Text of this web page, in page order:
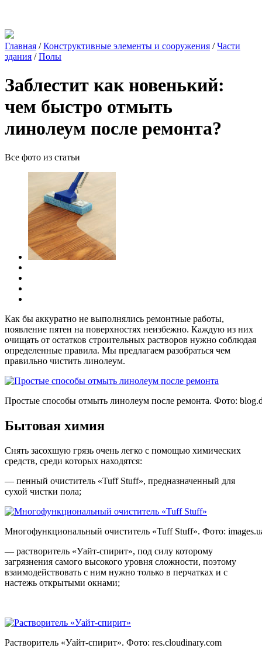
Главная /Конструктивные элементы и сооружения /Части
здания /Полы
Заблестит как новенький:
чем быстро отмыть
линолеум после ремонта?
Все фото из статьи
Как бы аккуратно не выполнялись ремонтные работы,
появление пятен на поверхностях неизбежно. Каждую из них
очищать от остатков строительных растворов нужно соблюдая
определенные правила. Мы предлагаем разобраться чем
правильно чистить линолеум.
Простые способы отмыть линолеум после ремонта. Фото:
Бытовая химия
Снять засохшую грязь очень легко с помощью химических
средств, среди которых находятся:
— пенный очиститель «Tuff Stuff», предназначенный для
сухой чистки пола;
Многофункциональный очиститель «Tuff Stuff». Фото:
— растворитель «Уайт-спирит», под силу которому
загрязнения самого высокого уровня сложности, поэтому
взаимодействовать с ним нужно только в перчатках и с
настежь открытыми окнами;
Растворитель «Уайт-спирит». Фото: res.cloudinary.com